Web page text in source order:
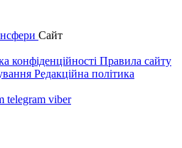
Сайт
конфіденційності Правила сайту
Редакційна політика
telegram viber